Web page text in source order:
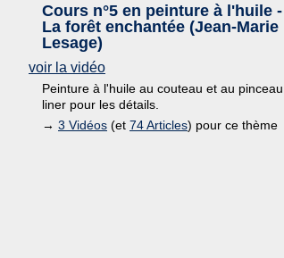
Cours n°5 en peinture à l'huile -
La forêt enchantée (Jean-Marie
Lesage)
voir la vidéo
Peinture à l'huile au couteau et au pinceau
liner pour les détails.
→ 3 Vidéos (et 74 Articles) pour ce thème